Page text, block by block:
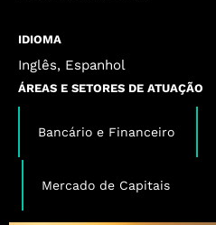
IDIOMA
Inglês, Espanhol
ÁREAS E SETORES DE ATUAÇÃO
Bancário e Financeiro
Mercado de Capitais